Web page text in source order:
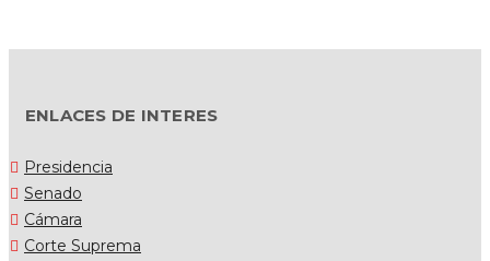
ENLACES DE INTERES
Presidencia
Senado
Cámara
Corte Suprema